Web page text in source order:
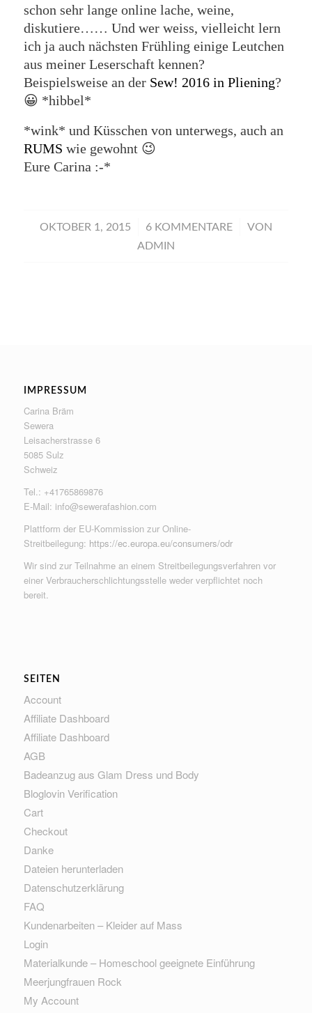
schon sehr lange online lache, weine,
diskutiere…… Und wer weiss, vielleicht lern
ich ja auch nächsten Frühling einige Leutchen
aus meiner Leserschaft kennen?
Beispielsweise an der Sew! 2016 in Pliening?
😀 *hibbel*
*wink* und Küsschen von unterwegs, auch an
RUMS wie gewohnt 😉
Eure Carina :-*
OKTOBER 1, 2015
/ 6 KOMMENTARE
/
VON
ADMIN
IMPRESSUM
Carina Bräm
Sewera
Leisacherstrasse 6
5085 Sulz
Schweiz
Tel.: +41765869876
E-Mail: info@sewerafashion.com
Plattform der EU-Kommission zur Online-
Streitbeilegung: https://ec.europa.eu/consumers/odr
Wir sind zur Teilnahme an einem Streitbeilegungsverfahren vor
einer Verbraucherschlichtungsstelle weder verpflichtet noch
bereit.
SEITEN
Account
Affiliate Dashboard
Affiliate Dashboard
AGB
Badeanzug aus Glam Dress und Body
Bloglovin Verification
Cart
Checkout
Danke
Dateien herunterladen
Datenschutzerklärung
FAQ
Kundenarbeiten – Kleider auf Mass
Login
Materialkunde – Homeschool geeignete Einführung
Meerjungfrauen Rock
My Account